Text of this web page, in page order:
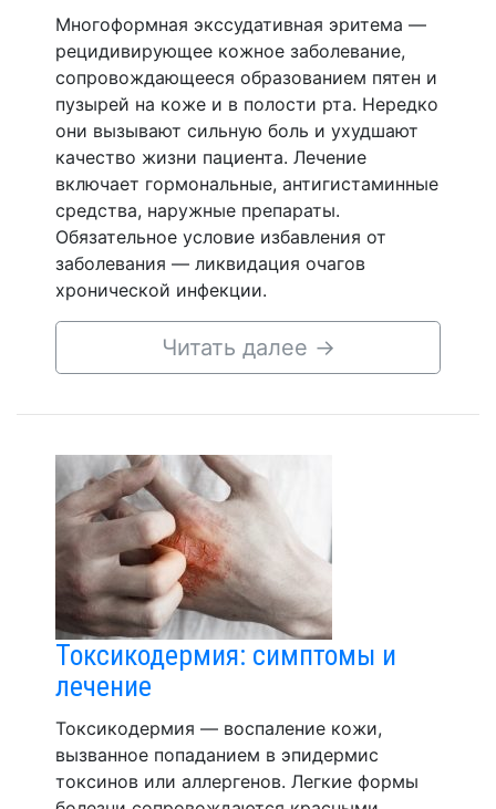
Многоформная экссудативная эритема —
рецидивирующее кожное заболевание,
сопровождающееся образованием пятен и
пузырей на коже и в полости рта. Нередко
они вызывают сильную боль и ухудшают
качество жизни пациента. Лечение
включает гормональные, антигистаминные
средства, наружные препараты.
Обязательное условие избавления от
заболевания — ликвидация очагов
хронической инфекции.
Читать далее →
Токсикодермия: симптомы и
лечение
Токсикодермия — воспаление кожи,
вызванное попаданием в эпидермис
токсинов или аллергенов. Легкие формы